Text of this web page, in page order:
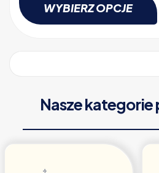
WYBIERZ OPCJE
można
na
Nasze